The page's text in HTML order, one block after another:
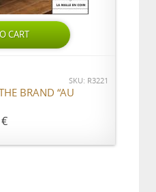
CART
SKU: R3221
BRAND “AU